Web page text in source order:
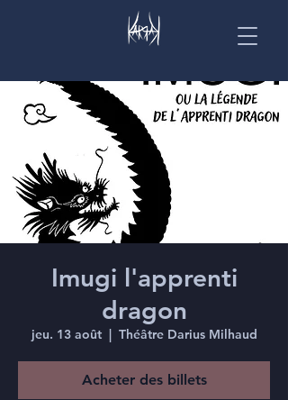
Imugi l'apprenti
dragon
jeu. 13 août
  |
Théâtre Darius Milhaud
Acheter des billets